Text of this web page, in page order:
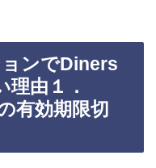
ンでDiners
由１．
有効期限切